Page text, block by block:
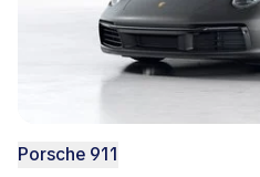
Porsche 911